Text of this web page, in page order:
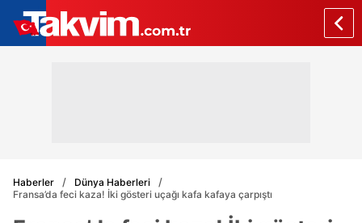
Haberler
Dünya Haberleri
Fransa’da feci kaza! İki gösteri uçağı kafa kafaya çarpıştı